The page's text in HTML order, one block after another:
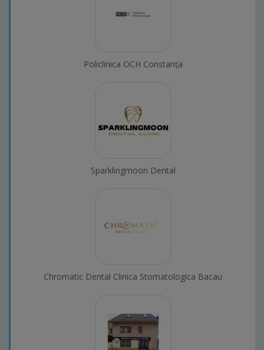
Policlinica OCH Constanța
Sparklingmoon Dental
Chromatic Dental Clinica Stomatologica Bacau